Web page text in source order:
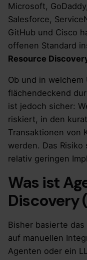
Microsoft,
Salesforce,
GitHub und Cisco
offenen Standard
Resource
Ob und in welchem
flächendeckend
ist jedoch sicher:
riskiert, in den
Transaktionen von
werden. Das
relativ geringen
Was ist
Discovery
Bisher basierte
auf manuellen
Agenten oder ein